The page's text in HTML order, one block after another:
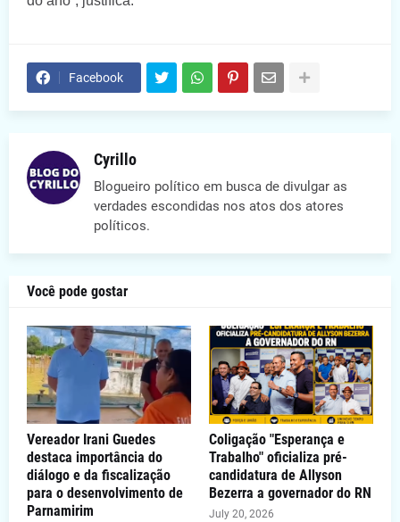
Facebook
Cyrillo
Blogueiro político em busca de divulgar as
verdades escondidas nos atos dos atores
políticos.
Você pode gostar
Vereador Irani Guedes
destaca importância do
diálogo e da fiscalização
para o desenvolvimento de
Parnamirim
Coligação "Esperança e
Trabalho" oficializa pré-
candidatura de Allyson
Bezerra a governador do RN
July 20, 2026